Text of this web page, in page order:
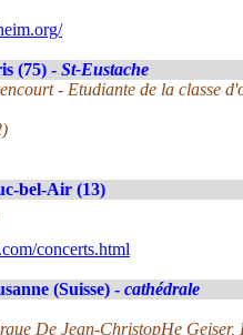
(75) - St-Eustache
- Etudiante de la classe
bel-Air (13)
concerts.html
(Suisse) - cathédrale
De Jean-ChristopHe